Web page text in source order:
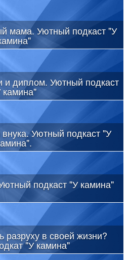
мама. Уютный подкаст "У
и диплом. Уютный подкаст
камина"
Уютный подкаст "У
подкаст "У камина"
в своей жизни?
"У камина"